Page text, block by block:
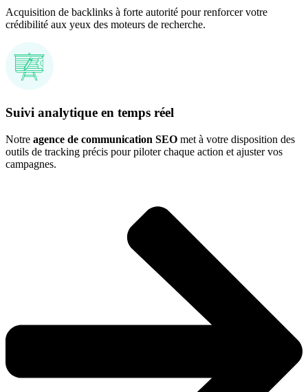
Acquisition de backlinks à forte autorité pour renforcer votre
crédibilité aux yeux des moteurs de recherche.
Suivi analytique en temps réel
Notre agence de communication SEO met à votre disposition des
outils de tracking précis pour piloter chaque action et ajuster vos
campagnes.